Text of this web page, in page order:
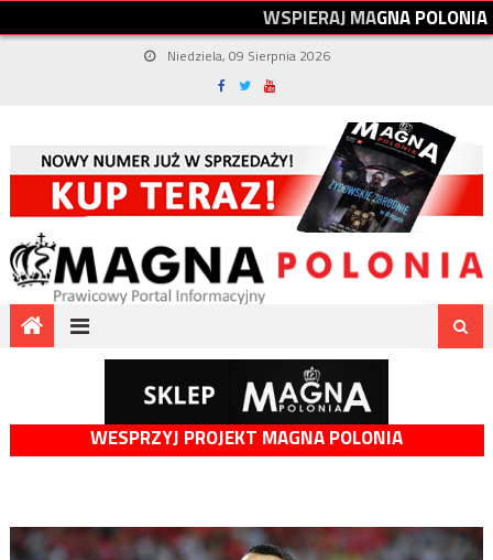
WSPIERAJMAGNAPOLONIA
Niedziela, 09 Sierpnia 2026
WESPRZYJ PROJEKT MAGNA POLONIA